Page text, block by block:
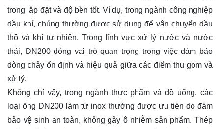
trong lắp đặt và độ bền tốt. Ví dụ, trong ngành công nghiệp
dầu khí, chúng thường được sử dụng để vận chuyển dầu
thô và khí tự nhiên. Trong lĩnh vực xử lý nước và nước
thải, DN200 đóng vai trò quan trọng trong việc đảm bảo
dòng chảy ổn định và hiệu quả giữa các điểm thu gom và
xử lý.
Không chỉ vậy, trong ngành thực phẩm và đồ uống, các
loại ống DN200 làm từ inox thường được ưu tiên do đảm
bảo vệ sinh an toàn, không gây ô nhiễm sản phẩm. Thép